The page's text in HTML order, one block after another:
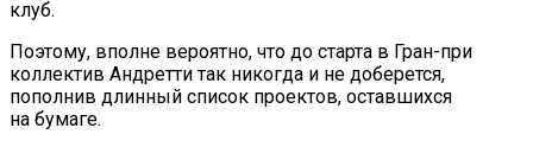
клуб.
Поэтому, вполне вероятно, что до старта в Гран-при
коллектив Андретти так никогда и не доберется,
пополнив длинный список проектов, оставшихся
на бумаге.